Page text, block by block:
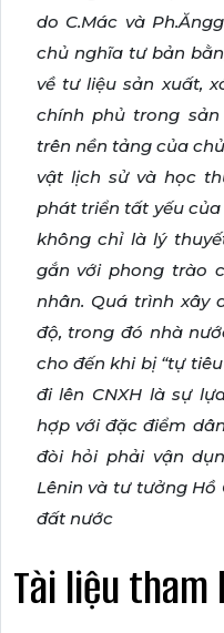
do C.Mác và
chủ nghĩa tư bản
về tư liệu sản xuất,
chính phủ trong
trên nền tảng của
vật lịch sử và học
phát triển tất yếu của
không chỉ là lý
gắn với phong trào
nhân. Quá trình xây
độ, trong đó nhà
cho đến khi bị “tự
đi lên CNXH là sự
hợp với đặc điểm
đòi hỏi phải vận
Lênin và tư tưởng
đất nước
Tài liệu tham